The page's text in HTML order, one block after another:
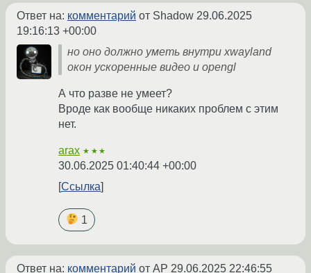
Ответ на: комментарий от Shadow 29.06.2025
19:16:13 +00:00
но оно должно уметь внутри xwayland
окон ускоренные видео и opengl
А что разве не умеет?
Вроде как вообще никаких проблем с этим
нет.
arax ★★★
30.06.2025 01:40:44 +00:00
Ссылка
1
Ответ на: комментарий от AP 29.06.2025 22:46:55